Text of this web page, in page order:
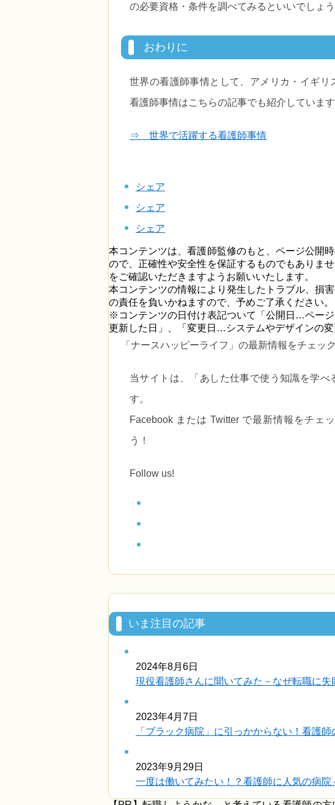
の必要資格・条件を調べてみるといいでしょう
おわりに
世界の看護師事情として、アメリカ・イギ
看護師事情はこちらの記事でも紹介しています
⇒ 世界で活躍する看護師事情
シェア
シェア
シェア
本コンテンツは、看護師監修のもと、ページ公開
ので、正確性や安全性を保証するものでもありま
をご確認いただきますようお願いいたします。
本コンテンツの情報により発生したトラブル、損
の責任を負いかねますので、予めご了承ください。
※コンテンツの日付け表記ついて「公開日…ペー
更新した日」、「変更日…システムやデザインの変
「ナースハッピーライフ」の最新情報をチェッ
当サイトは、 「あした仕事で使う知識を学べ
す。
Facebook または Twitter で最新情報をチェ
う！
Follow us!
いま注目の記事
2024年8月6日
現役看護師さんに聞いてみた－なぜ転職に失
2023年4月7日
「ブラック病院」に引っかからない！看護
2023年9月29日
一度は働いてみたい！？看護師に人気の病院